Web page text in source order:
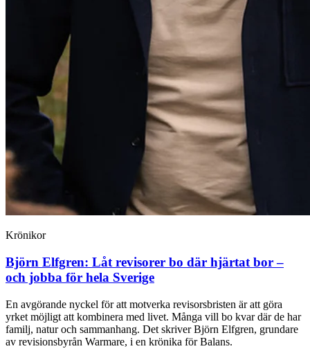
Krönikor
Björn Elfgren: Låt revisorer bo där hjärtat bor –
och jobba för hela Sverige
En avgörande nyckel för att motverka revisorsbristen är att göra
yrket möjligt att kombinera med livet. Många vill bo kvar där de har
familj, natur och sammanhang. Det skriver Björn Elfgren, grundare
av revisionsbyrån Warmare, i en krönika för Balans.